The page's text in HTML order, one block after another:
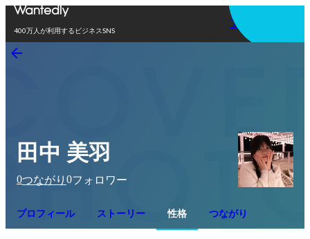
400万人が利用するビジネスSNS
アプリを使う
田中 美羽
0つながり 0フォロワー
プロフィール ストーリー 性格 つながり